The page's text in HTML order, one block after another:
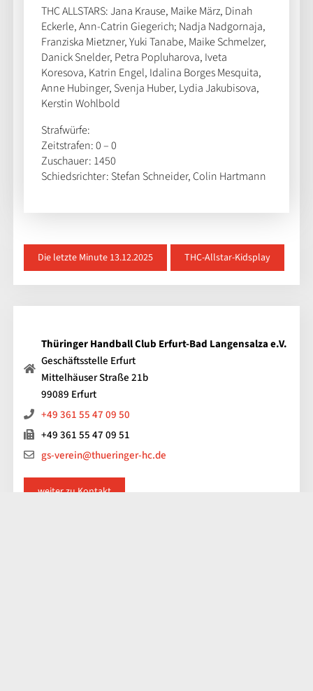
THC ALLSTARS: Jana Krause, Maike März, Dinah
Eckerle, Ann-Catrin Giegerich; Nadja Nadgornaja,
Franziska Mietzner, Yuki Tanabe, Maike Schmelzer,
Danick Snelder, Petra Popluharova, Iveta
Koresova, Katrin Engel, Idalina Borges Mesquita,
Anne Hubinger, Svenja Huber, Lydia Jakubisova,
Kerstin Wohlbold
Strafwürfe:
Zeitstrafen: 0 – 0
Zuschauer: 1450
Schiedsrichter: Stefan Schneider, Colin Hartmann
Die letzte Minute 13.12.2025 THC-Allstar-Kidsplay
Thüringer Handball Club Erfurt-Bad Langensalza e.V.
Geschäftsstelle Erfurt
Mittelhäuser Straße 21b
99089 Erfurt
+49 361 55 47 09 50
+49 361 55 47 09 51
gs-verein@thueringer-hc.de
weiter zu Kontakt